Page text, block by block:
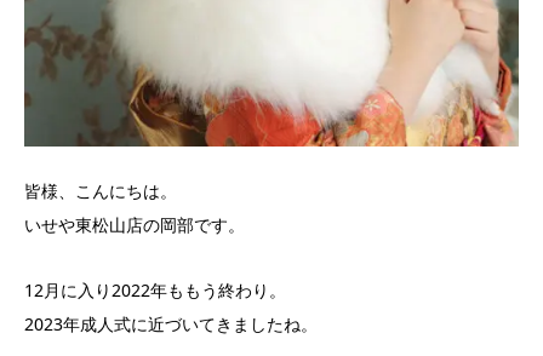
皆様、こんにちは。
いせや東松山店の岡部です。
12月に入り2022年ももう終わり。
2023年成人式に近づいてきましたね。